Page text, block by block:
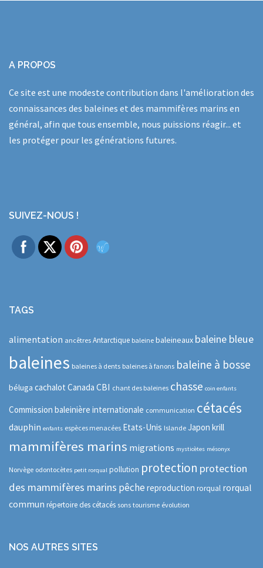
A PROPOS
Ce site est une modeste contribution dans l'amélioration des
connaissances des baleines et des mammifères marins en
général, afin que tous ensemble, nous puissions réagir... et
les protéger pour les générations futures.
SUIVEZ-NOUS !
TAGS
alimentation ancêtres Antarctique baleine baleineaux baleine bleue
baleines baleines à dents baleines à fanons baleine à bosse
béluga cachalot Canada CBI chant des baleines chasse coin enfants
Commission baleinière internationale communication cétacés
dauphin enfants espèces menacées Etats-Unis Islande Japon krill
mammifères marins migrations mysticètes mésonyx
Norvège odontocètes petit rorqual pollution protection protection
des mammifères marins pêche reproduction rorqual rorqual
commun répertoire des cétacés sons tourisme évolution
NOS AUTRES SITES